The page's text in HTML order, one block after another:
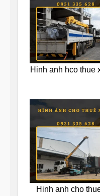
Hinh anh hco thue
Hinh anh cho